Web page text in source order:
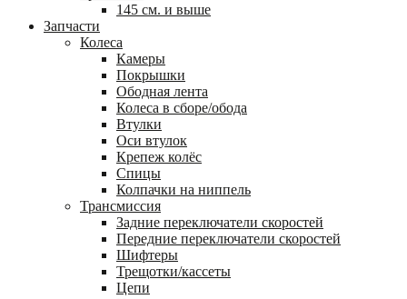
145 см. и выше
Запчасти
Колеса
Камеры
Покрышки
Ободная лента
Колеса в сборе/обода
Втулки
Оси втулок
Крепеж колёс
Спицы
Колпачки на ниппель
Трансмиссия
Задние переключатели скоростей
Передние переключатели скоростей
Шифтеры
Трещотки/кассеты
Цепи